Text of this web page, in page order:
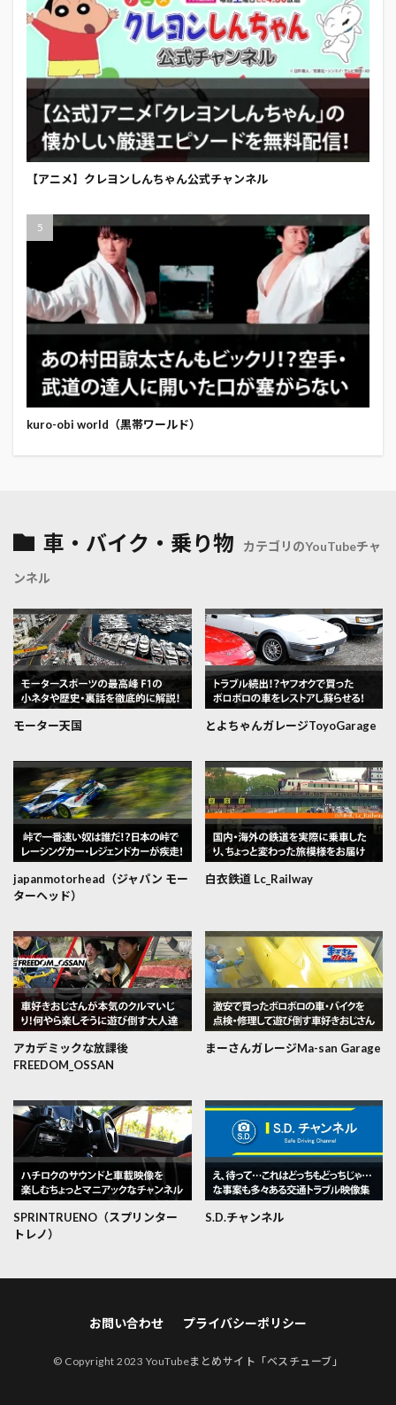
【アニメ】クレヨンしんちゃん公式チャンネル
kuro-obi world（黒帯ワールド）
車・バイク・乗り物 カテゴリのYouTubeチャ
ンネル
モーター天国 とよちゃんガレージToyoGarage
japanmotorhead（ジャパン モー
ターヘッド）
白衣鉄道 Lc_Railway
アカデミックな放課後
FREEDOM_OSSAN
まーさんガレージMa-san Garage
SPRINTRUENO（スプリンター
トレノ）
S.D.チャンネル
お問い合わせ プライバシーポリシー
© Copyright 2023 YouTubeまとめサイト「ベスチューブ」